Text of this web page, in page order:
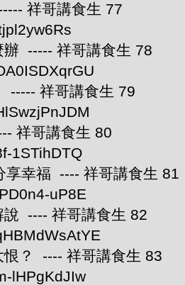
祥哥講食生 77
辦 ----- 祥哥講食生 78
----- 祥哥講食生 79
祥哥講食生 80
1STihDTQ
享幸福 ---- 祥哥講食生 81
uP8E
說 ---- 祥哥講食生 82
恨？ ---- 祥哥講食生 83
lHPgKdJIw